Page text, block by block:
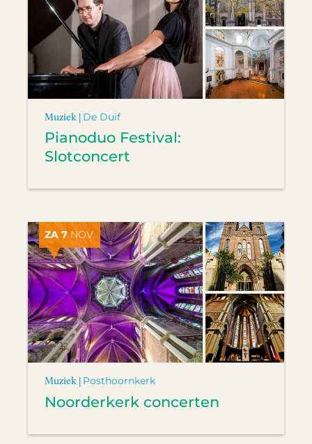
Muziek | De Duif
Pianoduo Festival:
Slotconcert
ZA 7 NOV.
Muziek | Posthoornkerk
Noorderkerk concerten